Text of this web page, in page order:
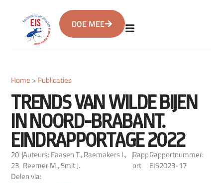
DOE MEE
Home >Publicaties
TRENDS VAN WILDE BIJEN
IN NOORD-BRABANT.
EINDRAPPORTAGE 2022
20
23
|Auteurs: Faasen T., Raemakers I.,
Reemer M., Smit J.
|Rapp
ort
Rapportnummer:
EIS2023-17
Delen via: